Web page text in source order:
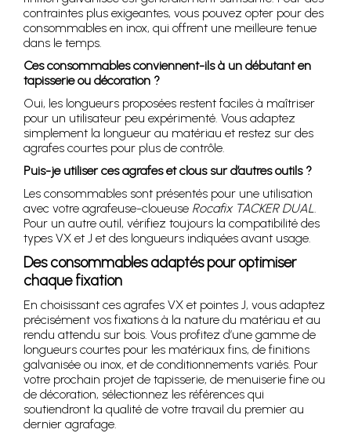
contraintes plus exigeantes, vous pouvez opter pour des
consommables en inox, qui offrent une meilleure tenue
dans le temps.
Ces consommables conviennent-ils à un débutant en
tapisserie ou décoration ?
Oui, les longueurs proposées restent faciles à maîtriser
pour un utilisateur peu expérimenté. Vous adaptez
simplement la longueur au matériau et restez sur des
agrafes courtes pour plus de contrôle.
Puis-je utiliser ces agrafes et clous sur d’autres outils ?
Les consommables sont présentés pour une utilisation
avec votre agrafeuse-cloueuse Rocafix TACKER DUAL.
Pour un autre outil, vérifiez toujours la compatibilité des
types VX et J et des longueurs indiquées avant usage.
Des consommables adaptés pour optimiser
chaque fixation
En choisissant ces agrafes VX et pointes J, vous adaptez
précisément vos fixations à la nature du matériau et au
rendu attendu sur bois. Vous profitez d’une gamme de
longueurs courtes pour les matériaux fins, de finitions
galvanisée ou inox, et de conditionnements variés. Pour
votre prochain projet de tapisserie, de menuiserie fine ou
de décoration, sélectionnez les références qui
soutiendront la qualité de votre travail du premier au
dernier agrafage.